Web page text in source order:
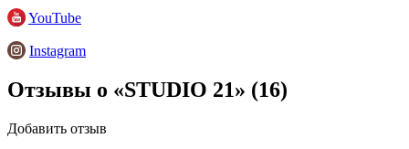
YouTube
Instagram
Отзывы о «STUDIO 21» (16)
Добавить отзыв